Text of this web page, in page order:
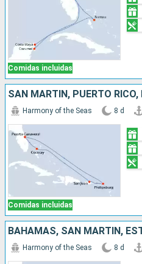
Comidas incluidas
Comidas incluidas
Harmony of the Seas 8 d
Harmony of the Seas 8 d